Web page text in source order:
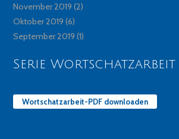
November 2019 (2)
Oktober 2019 (6)
September 2019 (1)
Serie Wortschatzarbeit
Wortschatzarbeit-PDF downloaden